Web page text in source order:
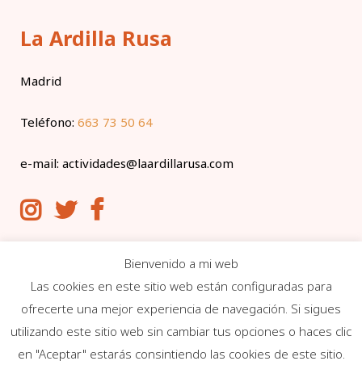
La Ardilla Rusa
Madrid
Teléfono: 663 73 50 64
e-mail: actividades@laardillarusa.com
Contacto y Protocolos
Bienvenido a mi web
Las cookies en este sitio web están configuradas para
ofrecerte una mejor experiencia de navegación. Si sigues
utilizando este sitio web sin cambiar tus opciones o haces clic
en "Aceptar" estarás consintiendo las cookies de este sitio.